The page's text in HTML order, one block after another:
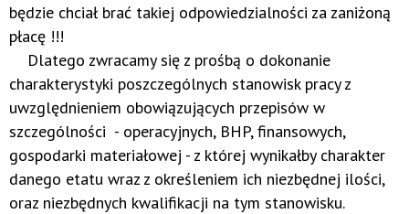
będzie chciał brać takiej odpowiedzialności za zaniżoną
płacę !!!
Dlatego zwracamy się z prośbą o dokonanie
charakterystyki poszczególnych stanowisk pracy z
uwzględnieniem obowiązujących przepisów w
szczególności - operacyjnych, BHP, finansowych,
gospodarki materiałowej - z której wynikałby charakter
danego etatu wraz z określeniem ich niezbędnej ilości,
oraz niezbędnych kwalifikacji na tym stanowisku.